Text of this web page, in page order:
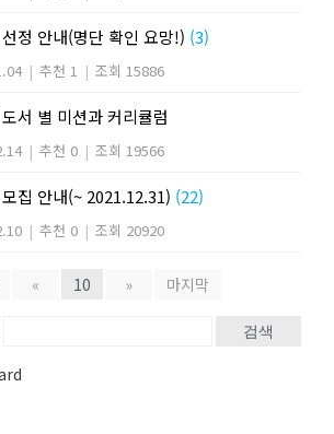
정 안내(명단 확인 요망!) (3)
| 추천 1 | 조회 15886
서 별 미션과 커리큘럼
| 추천 0 | 조회 19566
집 안내(~ 2021.12.31) (22)
| 추천 0 | 조회 20920
« 10 » 마지막
검색